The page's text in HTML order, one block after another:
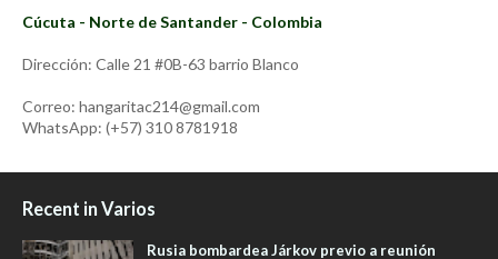
Cúcuta - Norte de Santander - Colombia
Dirección: Calle 21 #0B-63 barrio Blanco
Correo: hangaritac214@gmail.com
WhatsApp: (+57) 310 8781918
Recent in Varios
Rusia bombardea Járkov previo a reunión